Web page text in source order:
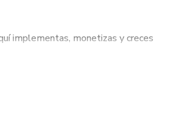
implementas, monetizas y creces